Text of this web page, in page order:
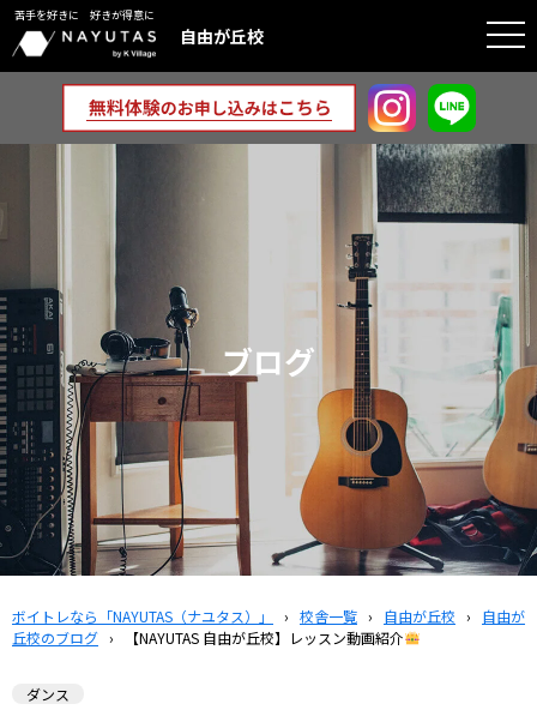
苦手を好きに 好きが得意に
自由が丘校
ブログ
ボイトレなら「NAYUTAS（ナユタス）」 › 校舎一覧 › 自由が丘校 ›
自由が
丘校のブログ › 【NAYUTAS 自由が丘校】レッスン動画紹介
ダンス